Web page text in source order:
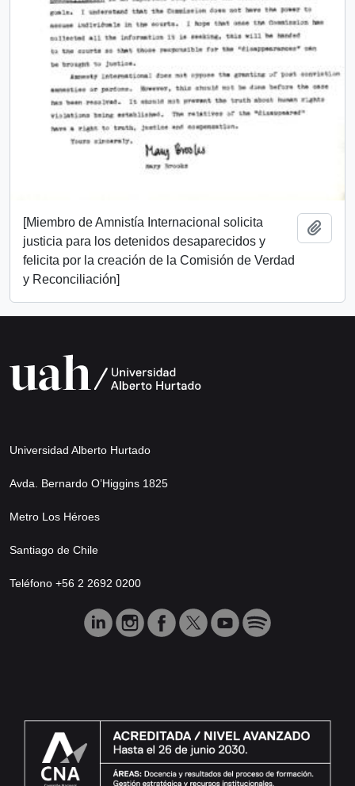
[Miembro de Amnistía Internacional solicita
justicia para los detenidos desaparecidos y
felicita por la creación de la Comisión de Verdad
y Reconciliación]
Universidad Alberto Hurtado
Avda. Bernardo O’Higgins 1825
Metro Los Héroes
Santiago de Chile
Teléfono +56 2 2692 0200